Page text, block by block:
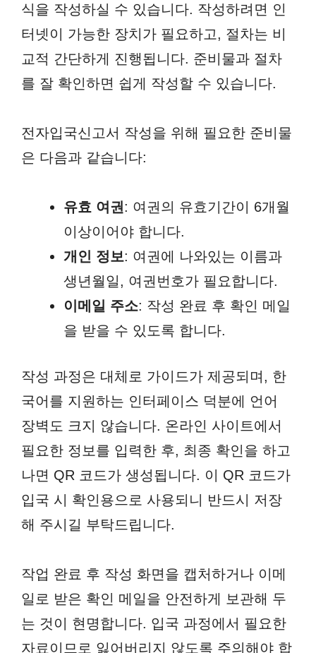
식을 작성하실 수 있습니다. 작성하려면 인
터넷이 가능한 장치가 필요하고, 절차는 비
교적 간단하게 진행됩니다. 준비물과 절차
를 잘 확인하면 쉽게 작성할 수 있습니다.
전자입국신고서 작성을 위해 필요한 준비물
은 다음과 같습니다:
유효 여권 : 여권의 유효기간이 6개월
이상이어야 합니다.
개인 정보: 여권에 나와있는 이름과
생년월일, 여권번호가 필요합니다.
이메일 주소: 작성 완료 후 확인 메일
을 받을 수 있도록 합니다.
작성 과정은 대체로 가이드가 제공되며, 한
국어를 지원하는 인터페이스 덕분에 언어
장벽도 크지 않습니다. 온라인 사이트에서
필요한 정보를 입력한 후, 최종 확인을 하고
나면 QR 코드가 생성됩니다. 이 QR 코드가
입국 시 확인용으로 사용되니 반드시 저장
해 주시길 부탁드립니다.
작업 완료 후 작성 화면을 캡처하거나 이메
일로 받은 확인 메일을 안전하게 보관해 두
는 것이 현명합니다. 입국 과정에서 필요한
자료이므로 잃어버리지 않도록 주의해야 합